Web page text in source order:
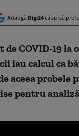
Adaugă Digi24ca sursă
COVID-19 la
iau calcul ca
aceea probele
pentru